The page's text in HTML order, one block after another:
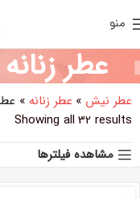
منو
عطر
عطر نیش »عطر زنانه »
Showing all 32 results
مشاهده فیلترها